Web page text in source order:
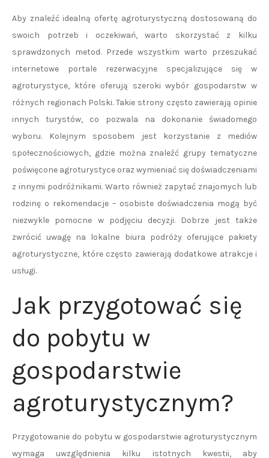
Aby znaleźć idealną ofertę agroturystyczną dostosowaną do
swoich potrzeb i oczekiwań, warto skorzystać z kilku
sprawdzonych metod. Przede wszystkim warto przeszukać
internetowe portale rezerwacyjne specjalizujące się w
agroturystyce, które oferują szeroki wybór gospodarstw w
różnych regionach Polski. Takie strony często zawierają opinie
innych turystów, co pozwala na dokonanie świadomego
wyboru. Kolejnym sposobem jest korzystanie z mediów
społecznościowych, gdzie można znaleźć grupy tematyczne
poświęcone agroturystyce oraz wymieniać się doświadczeniami
z innymi podróżnikami. Warto również zapytać znajomych lub
rodzinę o rekomendacje – osobiste doświadczenia mogą być
niezwykle pomocne w podjęciu decyzji. Dobrze jest także
zwrócić uwagę na lokalne biura podróży oferujące pakiety
agroturystyczne, które często zawierają dodatkowe atrakcje i
usługi.
Jak przygotować się
do pobytu w
gospodarstwie
agroturystycznym?
Przygotowanie do pobytu w gospodarstwie agroturystycznym
wymaga uwzględnienia kilku istotnych kwestii, aby